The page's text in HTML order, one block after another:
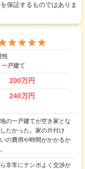
保証するものではありま
性
一戸建て
200万円
240万円
の一戸建てが空き家とな
たかった。家の片付け
の費用や時間がかかるか
非常にテンポよく交渉が